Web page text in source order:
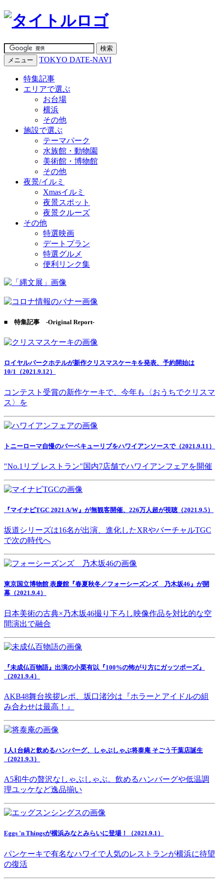
メニュー TOKYO DATE-NAVI
特集記事
エリアで選ぶ
お台場
横浜
その他
施設で選ぶ
テーマパーク
水族館・動物園
美術館・博物館
その他
夜景/イルミ
Xmasイルミ
夜景スポット
夜景クルーズ
その他
特選映画
デートプラン
特選グルメ
便利リンク集
■ 特集記事 -Original Report-
ロイヤルパークホテルが新作クリスマスケーキを発表、予約開始は
10/1（2021.9.12）
コンテスト受賞の新作ケーキで、今年も〈おうちでクリスマ
ス〉を
トニーローマ自慢のバーベキューリブをハワイアンソースで（2021.9.11）
"No.1リブ レストラン"国内7店舗でハワイアンフェアを開催
『マイナビTGC 2021 A/W』が無観客開催、226万人超が視聴（2021.9.5）
坂道シリーズは16名が出演、進化したXRやバーチャルTGC
で次の時代へ
東京国立博物館 表慶館『春夏秋冬／フォーシーズンズ 乃木坂46』が開
幕（2021.9.4）
日本美術の古典×乃木坂46撮り下ろし映像作品を対比的な空
間演出で融合
『未成仏百物語』出演の小栗有以『100%の怖がり方にガッツポーズ』
（2021.9.4）
AKB48舞台挨拶レポ、坂口渚沙は『ホラーとアイドルの組
み合わせは最高！』
1人1台鍋と飲めるハンバーグ、しゃぶしゃぶ将泰庵 そごう千葉店誕生
（2021.9.3）
A5和牛の贅沢なしゃぶしゃぶ。飲めるハンバーグや低温調
理ユッケなど逸品揃い
Eggs 'n Thingsが横浜みなとみらいに登場！（2021.9.1）
パンケーキで有名なハワイで人気のレストランが横浜に待望
の復活